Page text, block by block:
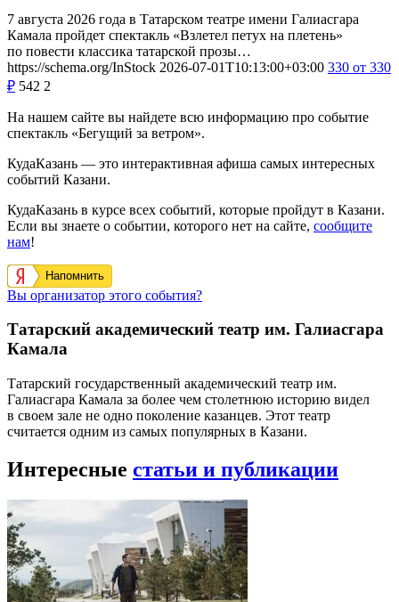
7 августа 2026 года в Татарском театре имени Галиасгара
Камала пройдет спектакль «Взлетел петух на плетень»
по повести классика татарской прозы…
https://schema.org/InStock 2026-07-01T10:13:00+03:00 330 от 330
₽ 542 2
На нашем сайте вы найдете всю информацию про событие
спектакль «Бегущий за ветром».
КудаКазань — это интерактивная афиша самых интересных
событий Казани.
КудаКазань в курсе всех событий, которые пройдут в Казани.
Если вы знаете о событии, которого нет на сайте, сообщите
нам!
Напомнить
Вы организатор этого события?
Татарский академический театр им. Галиасгара
Камала
Татарский государственный академический театр им.
Галиасгара Камала за более чем столетнюю историю видел
в своем зале не одно поколение казанцев. Этот театр
считается одним из самых популярных в Казани.
Интересные статьи и публикации